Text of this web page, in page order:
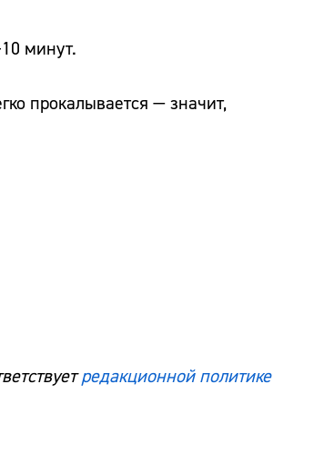
минут.
прокалывается — значит,
редакционной политике